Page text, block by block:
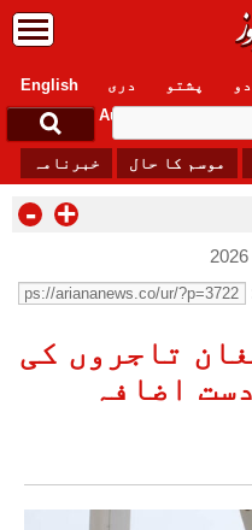
English دری پشتو
Sunday, 9 August , 2026
موسم کا حال خبرنامہ
- +
تاجروں کی
اضافہ